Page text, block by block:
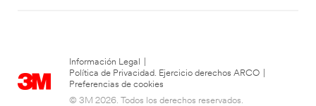
Información Legal
Política de Privacidad. Ejercicio derechos ARCO
Preferencias de cookies
© 3M 2026. Todos los derechos reservados.